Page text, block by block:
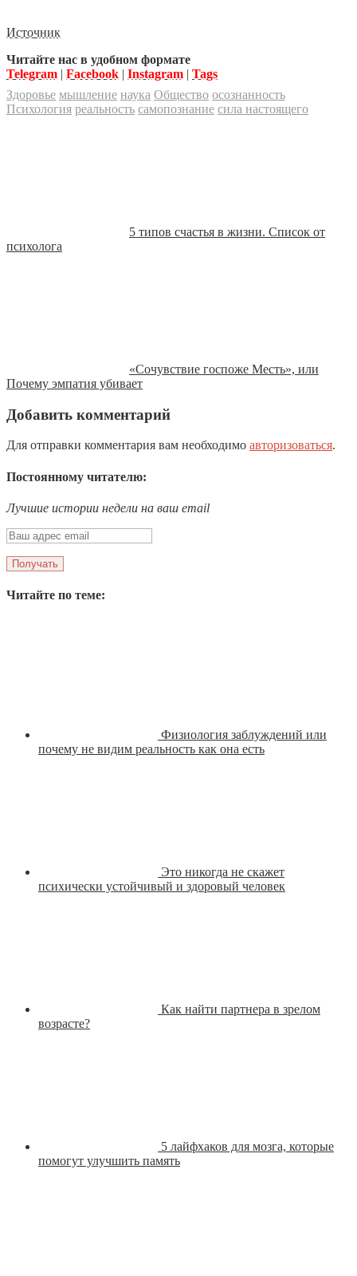
Источник
Читайте нас в удобном формате
Telegram | Facebook | Instagram | Tags
Здоровье мышление наука Общество осознанность
Психология реальность самопознание сила настоящего
5 типов счастья в жизни. Список от
психолога
«Сочувствие госпоже Месть», или
Почему эмпатия убивает
Добавить комментарий
Для отправки комментария вам необходимо авторизоваться.
Постоянному читателю:
Лучшие истории недели на ваш email
Читайте по теме:
Физиология заблуждений или
почему не видим реальность как она есть
Это никогда не скажет
психически устойчивый и здоровый человек
Как найти партнера в зрелом
возрасте?
5 лайфхаков для мозга, которые
помогут улучшить память